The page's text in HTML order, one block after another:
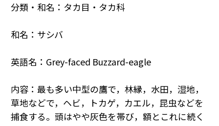
分類・和名：タカ目・タカ科
和名：サシバ
英語名：Grey-faced Buzzard-eagle
内容：最も多い中型の鷹で，林縁，水田，湿地，
草地などで，ヘビ，トカゲ，カエル，昆虫などを
捕食する。頭はやや灰色を帯び，額とこれに続く